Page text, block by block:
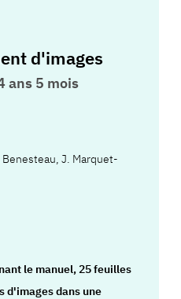
d'images
ans 5 mois
Benesteau,J. Marquet-
le manuel, 25 feuilles
d'images dans une